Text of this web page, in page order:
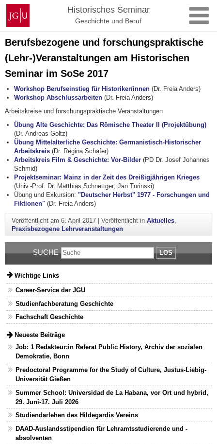
Zum
Inhalt
springen
Johannes
Gutenberg-
Universität
Mainz
Historisches Seminar
Geschichte und Beruf
Berufsbezogene und forschungspraktische
(Lehr-)Veranstaltungen am Historischen
Seminar im SoSe 2017
Workshop Berufseinstieg für Historiker/innen (Dr. Freia Anders)
Workshop Abschlussarbeiten (Dr. Freia Anders)
Arbeitskreise und forschungspraktische Veranstaltungen
Übung Alte Geschichte: Das Römische Theater II (Projektübung)
(Dr. Andreas Goltz)
Übung Mittelalterliche Geschichte: Germanistisch-Historischer
Arbeitskreis (Dr. Regina Schäfer)
Arbeitskreis Film & Geschichte: Vor-Bilder (PD Dr. Josef Johannes
Schmid)
Projektseminar: Mainz in der Zeit des Dreißigjährigen Krieges
(Univ.-Prof. Dr. Matthias Schnettger; Jan Turinski)
Übung und Exkursion:"Deutscher Herbst" 1977 - Forschungen und
Fiktionen" (Dr. Freia Anders)
Veröffentlicht am 6. April 2017| Veröffentlicht in Aktuelles,
Praxisbezogene Lehrveranstaltungen
SUCHE LOS
Wichtige Links
Career-Service der JGU
Studienfachberatung Geschichte
Fachschaft Geschichte
Neueste Beiträge
Job: 1 Redakteur:in Referat Public History, Archiv der sozialen
Demokratie, Bonn
Predoctoral Programme for the Study of Culture, Justus-Liebig-
Universität Gießen
Summer School: Universidad de La Habana, vor Ort und hybrid,
29. Juni-17. Juli 2026
Studiendarlehen des Hildegardis Vereins
DAAD-Auslandsstipendien für Lehramtsstudierende und -
absolventen